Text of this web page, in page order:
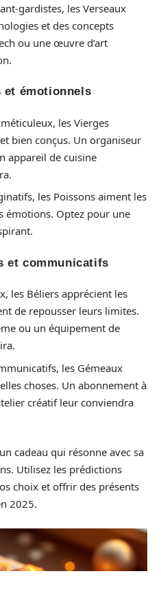
gardistes, les Verseaux
et des concepts
ou une œuvre d’art
et émotionnels
les Vierges
bien conçus. Un organiseur
appareil de cuisine
les Poissons aiment les
émotions. Optez pour une
et communicatifs
les Béliers apprécient les
de repousser leurs limites.
ou un équipement de
les Gémeaux
choses. Un abonnement à
créatif leur conviendra
cadeau qui résonne avec sa
Utilisez les prédictions
choix et offrir des présents
2025.